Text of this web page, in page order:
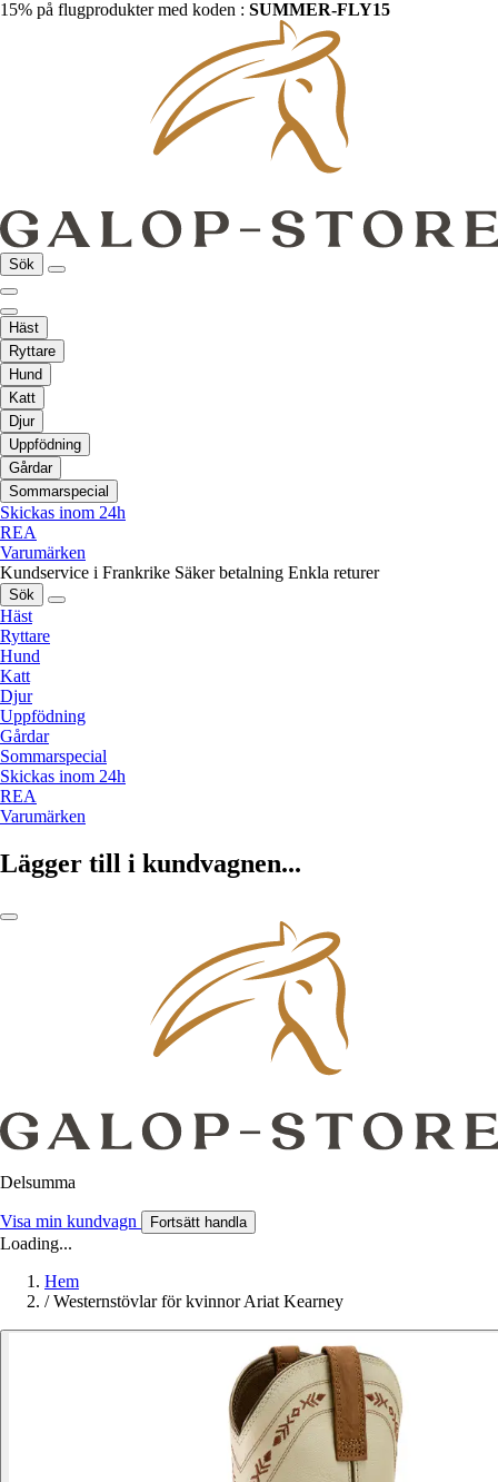
15% på flugprodukter med koden : SUMMER-FLY15
Sök
Häst
Ryttare
Hund
Katt
Djur
Uppfödning
Gårdar
Sommarspecial
Skickas inom 24h
REA
Varumärken
Kundservice i Frankrike Säker betalning Enkla returer
Sök
Häst
Ryttare
Hund
Katt
Djur
Uppfödning
Gårdar
Sommarspecial
Skickas inom 24h
REA
Varumärken
Lägger till i kundvagnen...
Delsumma
Visa min kundvagn Fortsätt handla
Loading...
Hem
/ Westernstövlar för kvinnor Ariat Kearney